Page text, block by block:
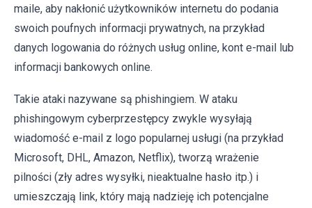
maile, aby nakłonić użytkowników internetu do podania
swoich poufnych informacji prywatnych, na przykład
danych logowania do różnych usług online, kont e-mail lub
informacji bankowych online.
Takie ataki nazywane są phishingiem. W ataku
phishingowym cyberprzestępcy zwykle wysyłają
wiadomość e-mail z logo popularnej usługi (na przykład
Microsoft, DHL, Amazon, Netflix), tworzą wrażenie
pilności (zły adres wysyłki, nieaktualne hasło itp.) i
umieszczają link, który mają nadzieję ich potencjalne